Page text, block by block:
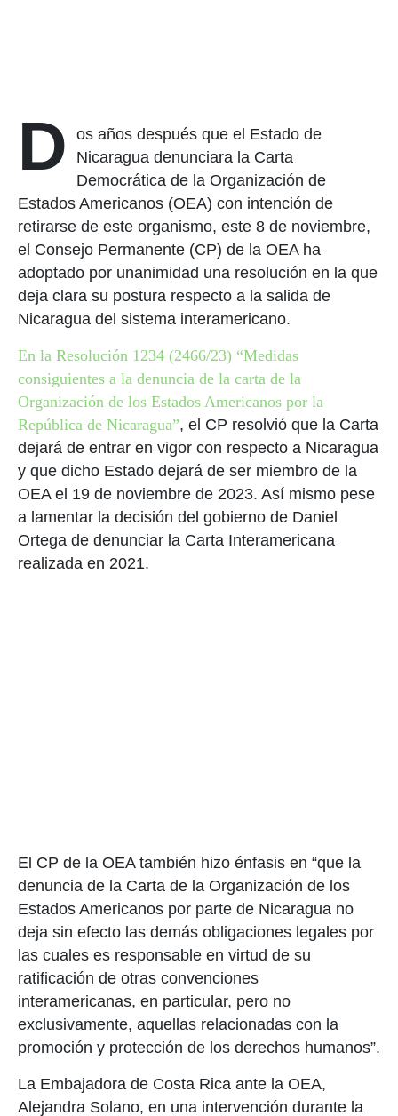
D
os años después que el Estado de
Nicaragua denunciara la Carta
Democrática de la Organización de
Estados Americanos (OEA) con intención de
retirarse de este organismo, este 8 de noviembre,
el Consejo Permanente (CP) de la OEA ha
adoptado por unanimidad una resolución en la que
deja clara su postura respecto a la salida de
Nicaragua del sistema interamericano.
En la Resolución 1234 (2466/23) “Medidas
consiguientes a la denuncia de la carta de la
Organización de los Estados Americanos por la
República de Nicaragua”, el CP resolvió que la Carta
dejará de entrar en vigor con respecto a Nicaragua
y que dicho Estado dejará de ser miembro de la
OEA el 19 de noviembre de 2023. Así mismo pese
a lamentar la decisión del gobierno de Daniel
Ortega de denunciar la Carta Interamericana
realizada en 2021.
El CP de la OEA también hizo énfasis en “que la
denuncia de la Carta de la Organización de los
Estados Americanos por parte de Nicaragua no
deja sin efecto las demás obligaciones legales por
las cuales es responsable en virtud de su
ratificación de otras convenciones
interamericanas, en particular, pero no
exclusivamente, aquellas relacionadas con la
promoción y protección de los derechos humanos”.
La Embajadora de Costa Rica ante la OEA,
Alejandra Solano, en una intervención durante la